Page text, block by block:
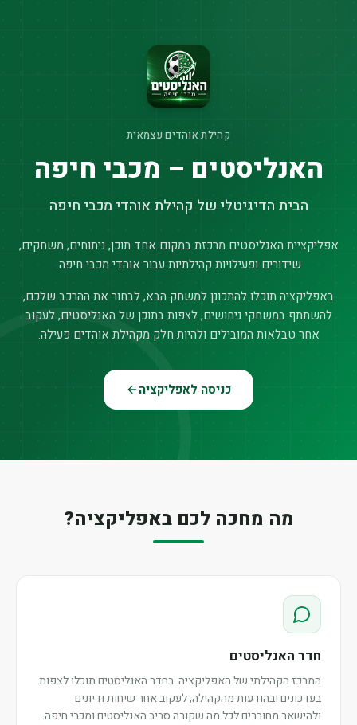
קהילת אוהדים עצמאית
האנליסטים – מכבי חיפה
הבית הדיגיטלי של קהילת אוהדי מכבי חיפה
אפליקציית האנליסטים מרכזת במקום אחד תוכן, ניתוחים, משחקים,
שידורים ופעילויות קהילתיות עבור אוהדי מכבי חיפה.
באפליקציה תוכלו להתכונן למשחק הבא, לבחור את ההרכב שלכם,
להשתתף במשחקי ניחושים, לצפות בתוכן של האנליסטים, לעקוב
אחר טבלאות המובילים ולהיות חלק מקהילת אוהדים פעילה.
כניסה לאפליקציה
מה מחכה לכם באפליקציה?
חדר האנליסטים
המרכז הקהילתי של האפליקציה. בחדר האנליסטים תוכלו לצפות
בעדכונים ובהודעות מהקהילה, לעקוב אחר שיחות ודיונים
ולהישאר מחוברים לכל מה שקורה סביב האנליסטים ומכבי חיפה.